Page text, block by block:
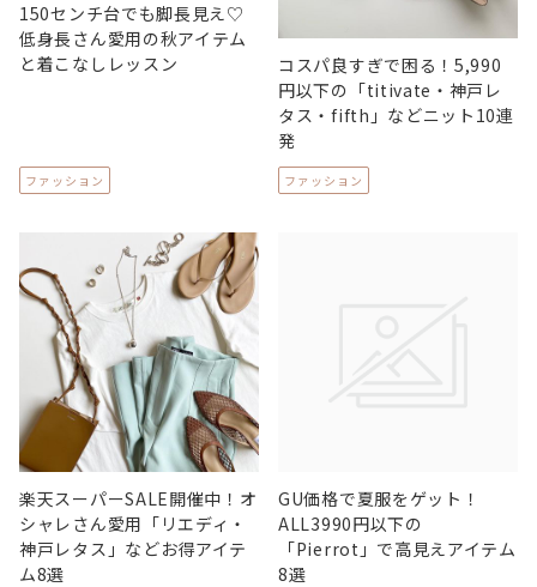
150センチ台でも脚長見え♡
低身長さん愛用の秋アイテム
と着こなしレッスン
ファッション
コスパ良すぎで困る！5,990
円以下の「titivate・神戸レ
タス・fifth」などニット10連
発
ファッション
楽天スーパーSALE開催中！オ
シャレさん愛用「リエディ・
神戸レタス」などお得アイテ
ム8選
GU価格で夏服をゲット！
ALL3990円以下の
「Pierrot」で高見えアイテム
8選